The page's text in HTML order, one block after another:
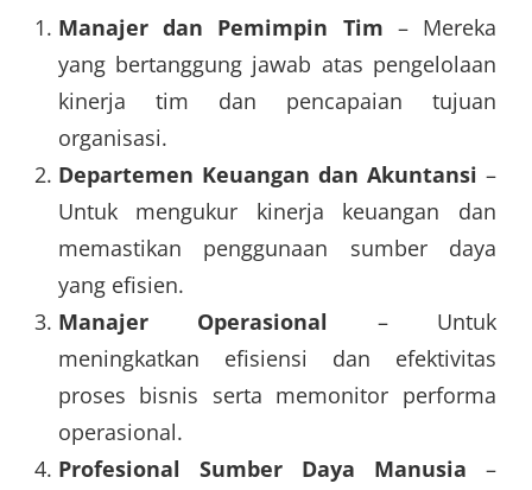
Manajer dan Pemimpin Tim – Mereka
yang bertanggung jawab atas pengelolaan
kinerja tim dan pencapaian tujuan
organisasi.
Departemen Keuangan dan Akuntansi –
Untuk mengukur kinerja keuangan dan
memastikan penggunaan sumber daya
yang efisien.
Manajer Operasional – Untuk
meningkatkan efisiensi dan efektivitas
proses bisnis serta memonitor performa
operasional.
Profesional Sumber Daya Manusia –